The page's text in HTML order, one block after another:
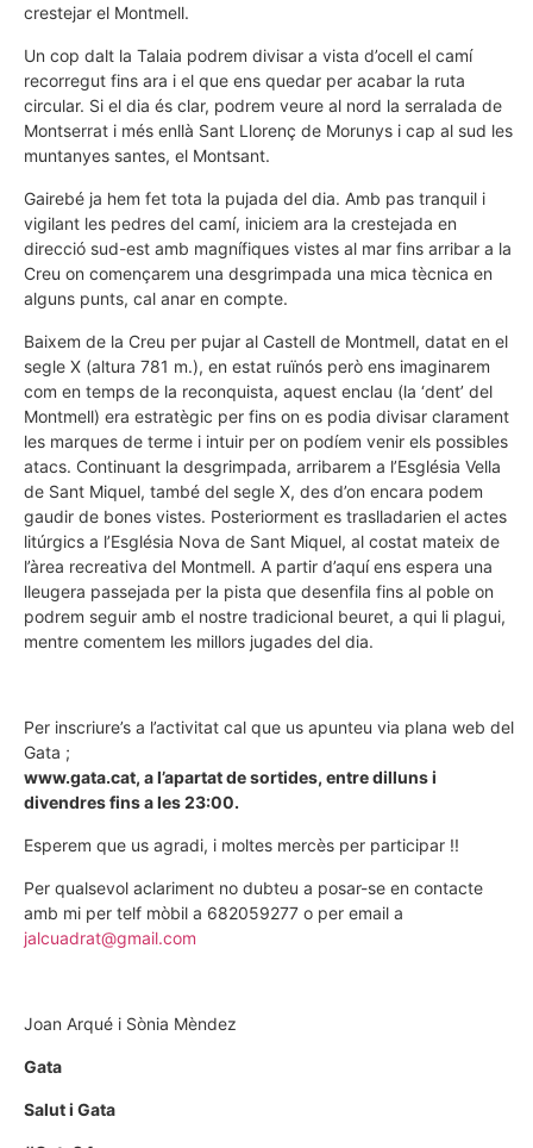
crestejar el Montmell.
Un cop dalt la Talaia podrem divisar a vista d’ocell el camí
recorregut fins ara i el que ens quedar per acabar la ruta
circular. Si el dia és clar, podrem veure al nord la serralada de
Montserrat i més enllà Sant Llorenç de Morunys i cap al sud les
muntanyes santes, el Montsant.
Gairebé ja hem fet tota la pujada del dia. Amb pas tranquil i
vigilant les pedres del camí, iniciem ara la crestejada en
direcció sud-est amb magnífiques vistes al mar fins arribar a la
Creu on començarem una desgrimpada una mica tècnica en
alguns punts, cal anar en compte.
Baixem de la Creu per pujar al Castell de Montmell, datat en el
segle X (altura 781 m.), en estat ruïnós però ens imaginarem
com en temps de la reconquista, aquest enclau (la ‘dent’ del
Montmell) era estratègic per fins on es podia divisar clarament
les marques de terme i intuir per on podíem venir els possibles
atacs. Continuant la desgrimpada, arribarem a l’Església Vella
de Sant Miquel, també del segle X, des d’on encara podem
gaudir de bones vistes. Posteriorment es traslladarien el actes
litúrgics a l’Església Nova de Sant Miquel, al costat mateix de
l’àrea recreativa del Montmell. A partir d’aquí ens espera una
lleugera passejada per la pista que desenfila fins al poble on
podrem seguir amb el nostre tradicional beuret, a qui li plagui,
mentre comentem les millors jugades del dia.
Per inscriure’s a l’activitat cal que us apunteu via plana web del
Gata ;
www.gata.cat, a l’apartat de sortides, entre dilluns i
divendres fins a les 23:00.
Esperem que us agradi, i moltes mercès per participar !!
Per qualsevol aclariment no dubteu a posar-se en contacte
amb mi per telf mòbil a 682059277 o per email a
jalcuadrat@gmail.com
Joan Arqué i Sònia Mèndez
Gata
Salut i Gata